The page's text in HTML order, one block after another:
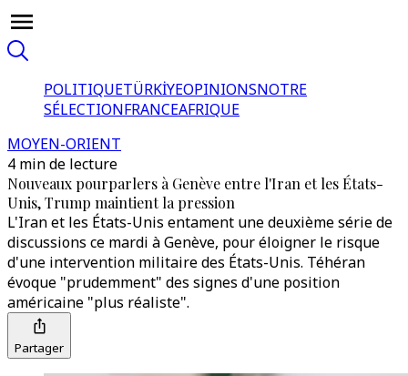
POLITIQUETÜRKİYEOPINIONSNOTRE
SÉLECTIONFRANCEAFRIQUE
MOYEN-ORIENT
4 min de lecture
Nouveaux pourparlers à Genève entre l'Iran et les États-
Unis, Trump maintient la pression​​
L'Iran et les États-Unis entament une deuxième série de
discussions ce mardi à Genève, pour éloigner le risque
d'une intervention militaire des États-Unis. Téhéran
évoque "prudemment" des signes d'une position
américaine "plus réaliste".
Partager